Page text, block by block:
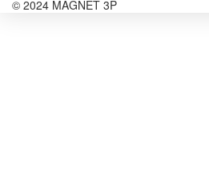
© 2024 MAGNET 3P